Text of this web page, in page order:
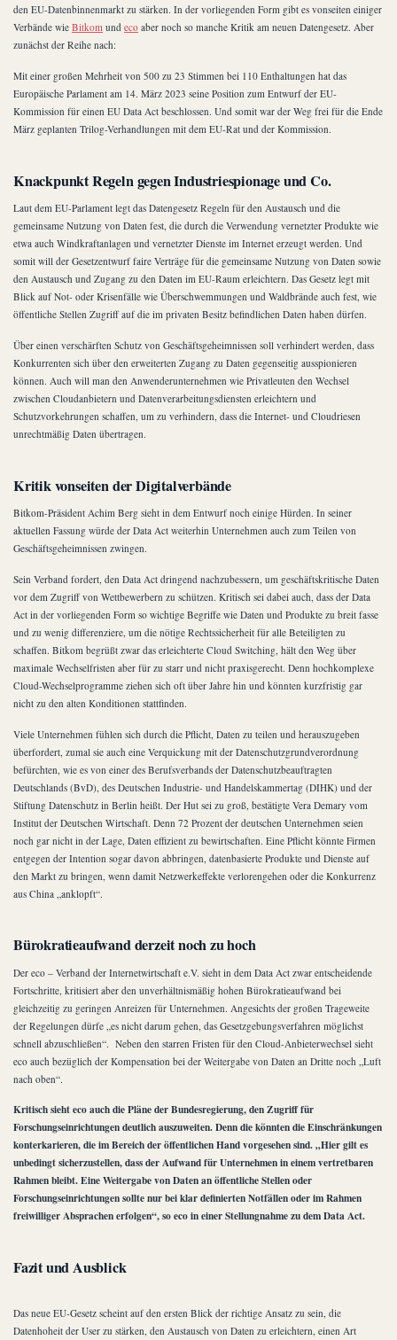
den EU-Datenbinnenmarkt zu stärken. In der vorliegenden Form gibt es vonseiten einiger
Verbände wie Bitkom und eco aber noch so manche Kritik am neuen Datengesetz. Aber
zunächst der Reihe nach:
Mit einer großen Mehrheit von 500 zu 23 Stimmen bei 110 Enthaltungen hat das
Europäische Parlament am 14. März 2023 seine Position zum Entwurf der EU-
Kommission für einen EU Data Act beschlossen. Und somit war der Weg frei für die Ende
März geplanten Trilog-Verhandlungen mit dem EU-Rat und der Kommission.
Knackpunkt Regeln gegen Industriespionage und Co.
Laut dem EU-Parlament legt das Datengesetz Regeln für den Austausch und die
gemeinsame Nutzung von Daten fest, die durch die Verwendung vernetzter Produkte wie
etwa auch Windkraftanlagen und vernetzter Dienste im Internet erzeugt werden. Und
somit will der Gesetzentwurf faire Verträge für die gemeinsame Nutzung von Daten sowie
den Austausch und Zugang zu den Daten im EU-Raum erleichtern. Das Gesetz legt mit
Blick auf Not- oder Krisenfälle wie Überschwemmungen und Waldbrände auch fest, wie
öffentliche Stellen Zugriff auf die im privaten Besitz befindlichen Daten haben dürfen.
Über einen verschärften Schutz von Geschäftsgeheimnissen soll verhindert werden, dass
Konkurrenten sich über den erweiterten Zugang zu Daten gegenseitig ausspionieren
können. Auch will man den Anwenderunternehmen wie Privatleuten den Wechsel
zwischen Cloudanbietern und Datenverarbeitungsdiensten erleichtern und
Schutzvorkehrungen schaffen, um zu verhindern, dass die Internet- und Cloudriesen
unrechtmäßig Daten übertragen.
Kritik vonseiten der Digitalverbände
Bitkom-Präsident Achim Berg sieht in dem Entwurf noch einige Hürden. In seiner
aktuellen Fassung würde der Data Act weiterhin Unternehmen auch zum Teilen von
Geschäftsgeheimnissen zwingen.
Sein Verband fordert, den Data Act dringend nachzubessern, um geschäftskritische Daten
vor dem Zugriff von Wettbewerbern zu schützen. Kritisch sei dabei auch, dass der Data
Act in der vorliegenden Form so wichtige Begriffe wie Daten und Produkte zu breit fasse
und zu wenig differenziere, um die nötige Rechtssicherheit für alle Beteiligten zu
schaffen. Bitkom begrüßt zwar das erleichterte Cloud Switching, hält den Weg über
maximale Wechselfristen aber für zu starr und nicht praxisgerecht. Denn hochkomplexe
Cloud-Wechselprogramme ziehen sich oft über Jahre hin und könnten kurzfristig gar
nicht zu den alten Konditionen stattfinden.
Viele Unternehmen fühlen sich durch die Pflicht, Daten zu teilen und herauszugeben
überfordert, zumal sie auch eine Verquickung mit der Datenschutzgrundverordnung
befürchten, wie es von einer des Berufsverbands der Datenschutzbeauftragten
Deutschlands (BvD), des Deutschen Industrie- und Handelskammertag (DIHK) und der
Stiftung Datenschutz in Berlin heißt. Der Hut sei zu groß, bestätigte Vera Demary vom
Institut der Deutschen Wirtschaft. Denn 72 Prozent der deutschen Unternehmen seien
noch gar nicht in der Lage, Daten effizient zu bewirtschaften. Eine Pflicht könnte Firmen
entgegen der Intention sogar davon abbringen, datenbasierte Produkte und Dienste auf
den Markt zu bringen, wenn damit Netzwerkeffekte verlorengehen oder die Konkurrenz
aus China „anklopft“.
Bürokratieaufwand derzeit noch zu hoch
Der eco – Verband der Internetwirtschaft e.V. sieht in dem Data Act zwar entscheidende
Fortschritte, kritisiert aber den unverhältnismäßig hohen Bürokratieaufwand bei
gleichzeitig zu geringen Anreizen für Unternehmen. Angesichts der großen Trageweite
der Regelungen dürfe „es nicht darum gehen, das Gesetzgebungsverfahren möglichst
schnell abzuschließen“. Neben den starren Fristen für den Cloud-Anbieterwechsel sieht
eco auch bezüglich der Kompensation bei der Weitergabe von Daten an Dritte noch „Luft
nach oben“.
Kritisch sieht eco auch die Pläne der Bundesregierung, den Zugriff für
Forschungseinrichtungen deutlich auszuweiten. Denn die könnten die Einschränkungen
konterkarieren, die im Bereich der öffentlichen Hand vorgesehen sind. „Hier gilt es
unbedingt sicherzustellen, dass der Aufwand für Unternehmen in einem vertretbaren
Rahmen bleibt. Eine Weitergabe von Daten an öffentliche Stellen oder
Forschungseinrichtungen sollte nur bei klar definierten Notfällen oder im Rahmen
freiwilliger Absprachen erfolgen“, so eco in einer Stellungnahme zu dem Data Act.
Fazit und Ausblick
Das neue EU-Gesetz scheint auf den ersten Blick der richtige Ansatz zu sein, die
Datenhoheit der User zu stärken, den Austausch von Daten zu erleichtern, einen Art